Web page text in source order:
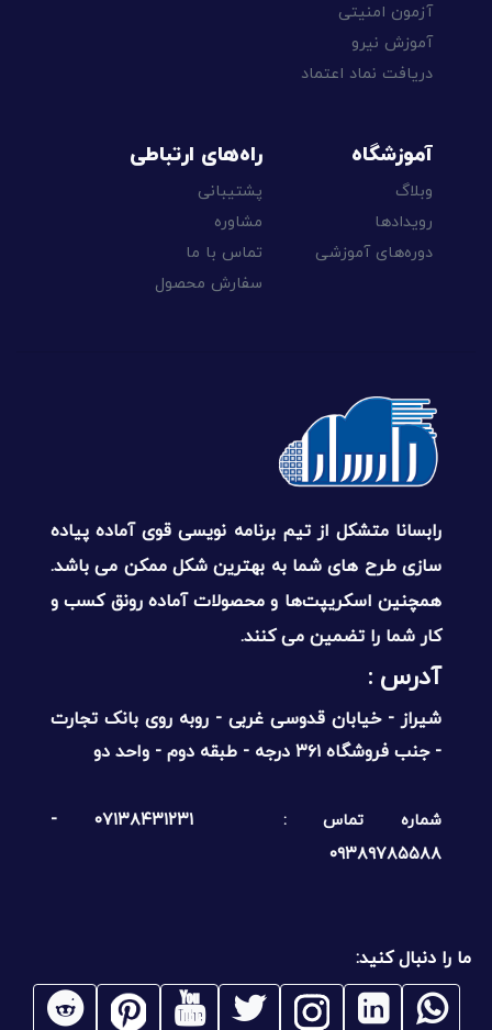
آزمون امنیتی
آموزش نیرو
دریافت نماد اعتماد
آموزشگاه
وبلاگ
رویدادها
دوره‌های آموزشی
راه‌های ارتباطی
پشتیبانی
مشاوره
تماس با ما
سفارش محصول
رابسانا متشکل از تیم برنامه نویسی قوی آماده پیاده
سازی طرح های شما به بهترین شکل ممکن می باشد.
همچنین اسکریپت‌ها و محصولات آماده رونق کسب و
کار شما را تضمین می کنند.
آدرس :‌
شیراز - خیابان قدوسی غربی - روبه روی بانک تجارت
- جنب فروشگاه ۳۶۱ درجه - طبقه دوم - واحد دو
شماره تماس :
۰۷۱۳۸۴۳۱۲۳۱ -
۰۹۳۸۹۷۸۵۵۸۸
ما را دنبال کنید: